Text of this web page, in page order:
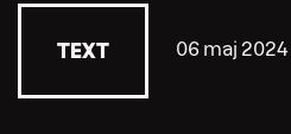
TEXT 06 maj 2024